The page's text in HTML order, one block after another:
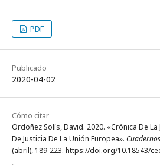
PDF
Publicado
2020-04-02
Cómo citar
Ordoñez Solís, David. 2020. «Crónica De
De Justicia De La Unión Europea».
(abril), 189-223. https://doi.org/10.18543/